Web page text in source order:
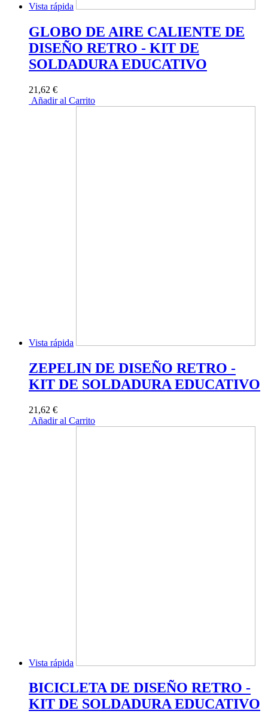
Vista rápida
GLOBO DE AIRE CALIENTE DE
DISEÑO RETRO - KIT DE
SOLDADURA EDUCATIVO
21,62 €
Añadir al Carrito
Vista rápida
ZEPELIN DE DISEÑO RETRO -
KIT DE SOLDADURA EDUCATIVO
21,62 €
Añadir al Carrito
Vista rápida
BICICLETA DE DISEÑO RETRO -
KIT DE SOLDADURA EDUCATIVO